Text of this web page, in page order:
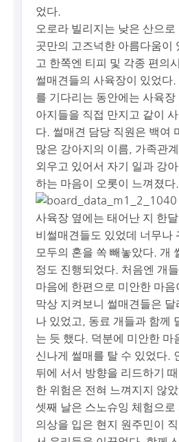
었다.
오로라 빌리지는 낮은 산으로
곳만의 고즈넉한 아름다움이
고 한쪽엔 티피 및 각종 편의
썰매견들의 사육장이 있었다.
를 기다리는 동안에는 사육
아지들을 직접 만지고 같이
다. 썰매견 담당 직원은 백여
많은 강아지의 이름, 가족관
외우고 있어서 자기 일과 강
하는 마음이 오롯이 느껴졌다.
사육장 옆에는 태어난 지 한
비썰매견들도 있었데 너무나
모두의 혼을 쏙 빼놓았다. 개
정도 진행되었다. 처음엔 개
마음에 한편으로 미안한 마
막상 지켜보니 썰매견들은 달
나 있었고, 동료 개들과 함께
는 듯 했다. 덕분에 미안한 마
신나게 썰매를 탈 수 있었다.
뒤에 서서 방향을 리드하기
한 위험은 전혀 느껴지지 않았
셋째 날은 스노슈잉 체험으
의상을 입은 현지 원주민이